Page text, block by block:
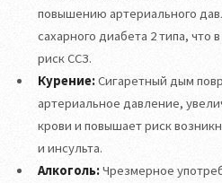
повышению артериального
сахарного диабета 2 типа, что
риск ССЗ.
Курение:Сигаретный дым
артериальное давление,
крови и повышает риск
и инсульта.
Алкоголь:Чрезмерное